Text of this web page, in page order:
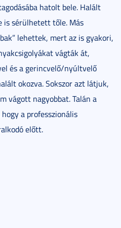
hatolt bele. Halált
is sérülhetett tőle. Más
lehettek, mert az is gyakori,
vágták át,
és a gerincvelő/nyúltvelő
okozva. Sokszor azt látjuk,
vágott nagyobbat. Talán a
a professzionális
előtt.